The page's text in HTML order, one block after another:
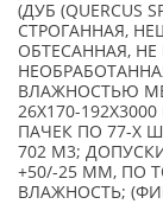
(ДУБ (QUERCUS
СТРОГАННАЯ,
ОБТЕСАННАЯ,
ВЛАЖНОСТЬЮ
26Х170-
ПАЧЕК ПО 77-X
702 М3;
+50/-25 ММ, ПО
ВЛАЖНОСТЬ;